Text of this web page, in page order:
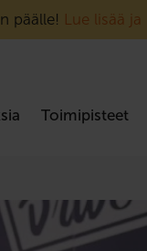
päälle! Lue lisää
Toimipisteet